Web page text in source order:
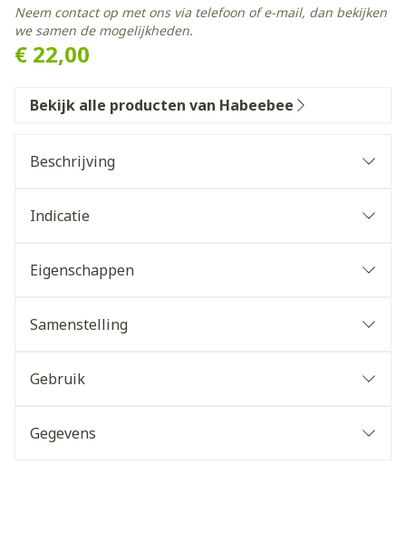
€ 22,00
Neem contact op met ons via telefoon of e-mail, dan bekijken
we samen de mogelijkheden.
Bekijk alle producten van Habeebee
Beschrijving
Indicatie
Eigenschappen
Samenstelling
Gebruik
Gegevens